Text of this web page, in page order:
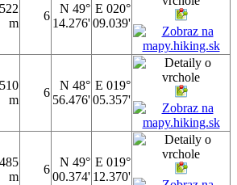
m
6
N 49°
14.276'
E 020°
09.039'
m
6
N 48°
56.476'
E 019°
05.357'
m
6
N 49°
00.374'
E 019°
12.370'